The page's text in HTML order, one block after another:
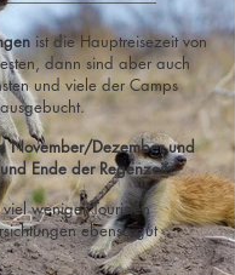
ist die Hauptreisezeit von
dann sind aber auch
und viele der Camps
November/Dezember und
Ende der Regenzeit.
weniger Touristen
ebenso gut